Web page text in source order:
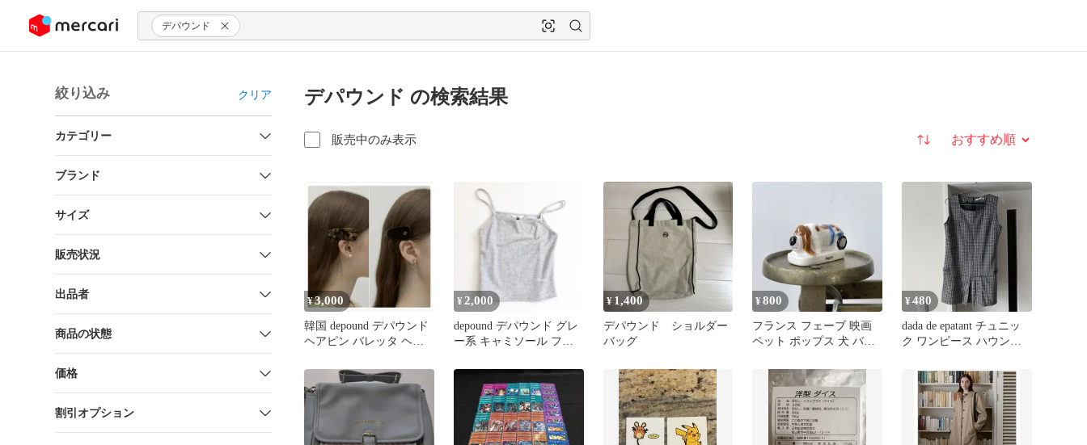
ツにスキップ デパウンド
絞り込み クリア
カテゴリー
ブランド
サイズ
販売状況
出品者
商品の状態
価格
割引オプション
デパウンド の検索結果
販売中のみ表示 並び替え
¥3,000
韓国 depound デパウンド
ヘアピン バレッタ ヘア
¥2,000
depound デパウンド グレ
ー系 キャミソール フリ
¥ 1,400
デパウンド ショルダー
バッグ
¥800
フランス フェーブ 映画
ペット ポップス 犬 バセ
¥480
dada de epatant チュニッ
ク ワンピース ハウンド